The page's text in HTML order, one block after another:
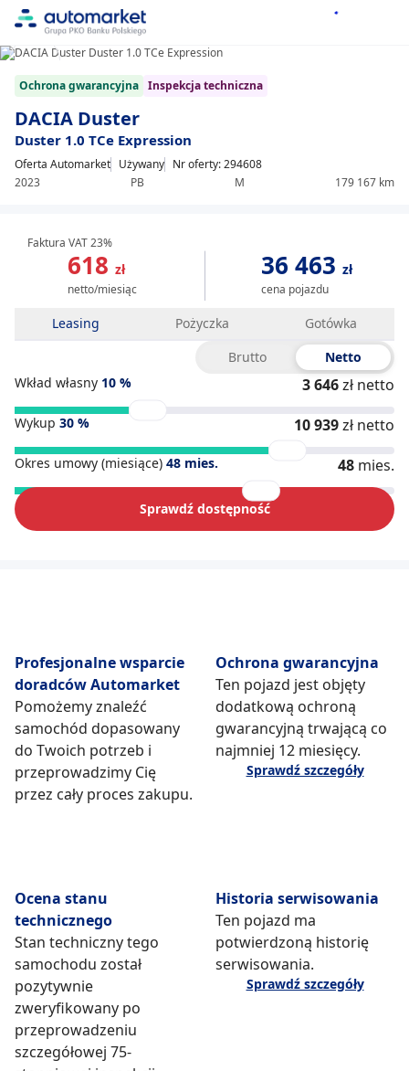
1/24
Ochrona gwarancyjna Inspekcja techniczna
DACIA Duster
Duster 1.0 TCe Expression
Oferta Automarket Używany
2023
PB M 179 167 km
Nr oferty: 294608
618 zł
netto/miesiąc
36 463zł
cena pojazdu
Faktura VAT 23%
Leasing Pożyczka
Gotówka
Brutto
Netto
Wkład własny 10 % 3 646zł netto
Wykup 30 % 10 939zł netto
Okres umowy (miesiące) 48 mies. 48 mies.
Sprawdź dostępność
Profesjonalne wsparcie
doradców Automarket
Pomożemy znaleźć
samochód dopasowany
do Twoich potrzeb i
przeprowadzimy Cię
przez cały proces zakupu.
Ochrona gwarancyjna
Ten pojazd jest objęty
dodatkową ochroną
gwarancyjną trwającą co
najmniej 12 miesięcy.
Sprawdź szczegóły
Ocena stanu
technicznego
Stan techniczny tego
samochodu został
pozytywnie
zweryfikowany po
przeprowadzeniu
szczegółowej 75-
Historia serwisowania
Ten pojazd ma
potwierdzoną historię
serwisowania.
Sprawdź szczegóły